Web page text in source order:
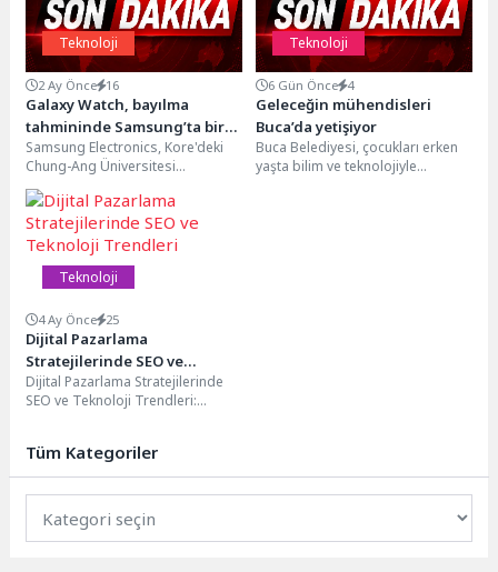
Teknoloji
2 Ay Önce 16
Galaxy Watch, bayılma
tahmininde Samsung’ta bir
ilke imza attı
Samsung Electronics, Kore'deki
Chung-Ang Üniversitesi
Gwangmyeong Hastanesi ile
gerçekleştirilen ortak klinik
çalışmanın, Galaxy Watch6'dan
elde...
Teknoloji
6 Gün Önce 4
Geleceğin mühendisleri
Buca’da yetişiyor
Buca Belediyesi, çocukları erken
yaşta bilim ve teknolojiyle
Teknoloji
4 Ay Önce 25
Dijital Pazarlama
Stratejilerinde SEO ve
Teknoloji Trendleri
Dijital Pazarlama Stratejilerinde
SEO ve Teknoloji Trendleri:
değişiyor...
Tüm Kategoriler